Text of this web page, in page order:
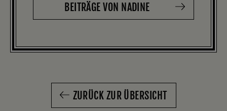
BEITRÄGE VON NADINE
ZURÜCK ZUR ÜBERSICHT